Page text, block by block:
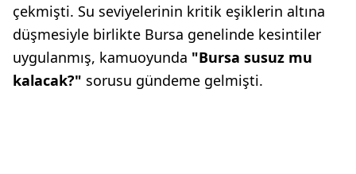
çekmişti. Su seviyelerinin kritik eşiklerin altına
düşmesiyle birlikte Bursa genelinde kesintiler
uygulanmış, kamuoyunda "Bursa susuz mu
kalacak?" sorusu gündeme gelmişti.